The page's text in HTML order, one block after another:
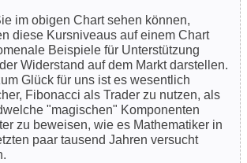
im obigen Chart sehen können,
diese Kursniveaus auf einem Chart
Beispiele für Unterstützung
Widerstand auf dem Markt darstellen.
Glück für uns ist es wesentlich
Fibonacci als Trader zu nutzen, als
"magischen" Komponenten
zu beweisen, wie es Mathematiker in
paar tausend Jahren versucht